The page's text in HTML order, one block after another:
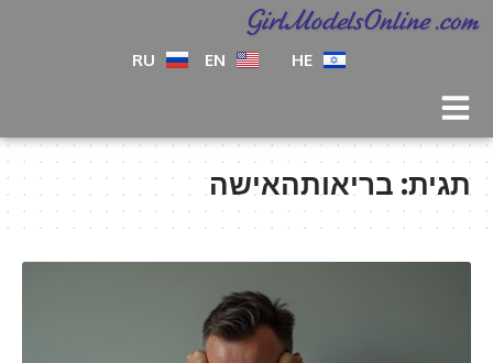
HE
EN
RU
תגית: בריאותהאישה